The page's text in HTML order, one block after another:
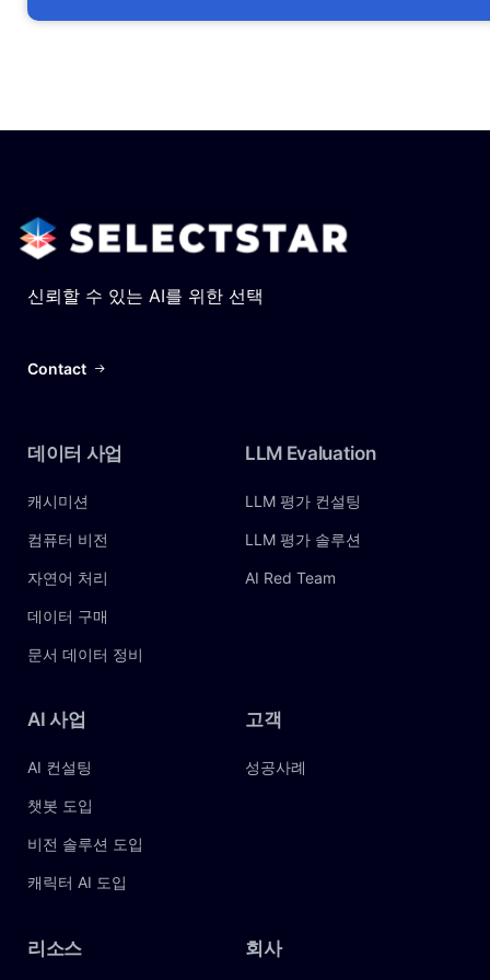
신뢰할 수 있는 AI를 위한 선택
Contact
데이터 사업
캐시미션
컴퓨터 비전
자연어 처리
데이터 구매
문서 데이터 정비
LLM Evaluation
LLM 평가 컨설팅
LLM 평가 솔루션
AI Red Team
AI사업
AI 컨설팅
챗봇 도입
비전 솔루션 도입
캐릭터 AI 도입
고객
성공사례
리소스 회사